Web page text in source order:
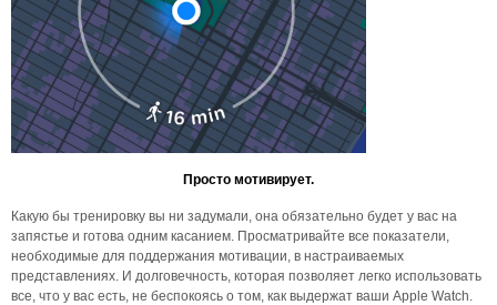
Просто мотивирует.
Какую бы тренировку вы ни задумали, она обязательно будет у вас на
запястье и готова одним касанием. Просматривайте все показатели,
необходимые для поддержания мотивации, в настраиваемых
представлениях. И долговечность, которая позволяет легко использовать
все, что у вас есть, не беспокоясь о том, как выдержат ваши Apple Watch.